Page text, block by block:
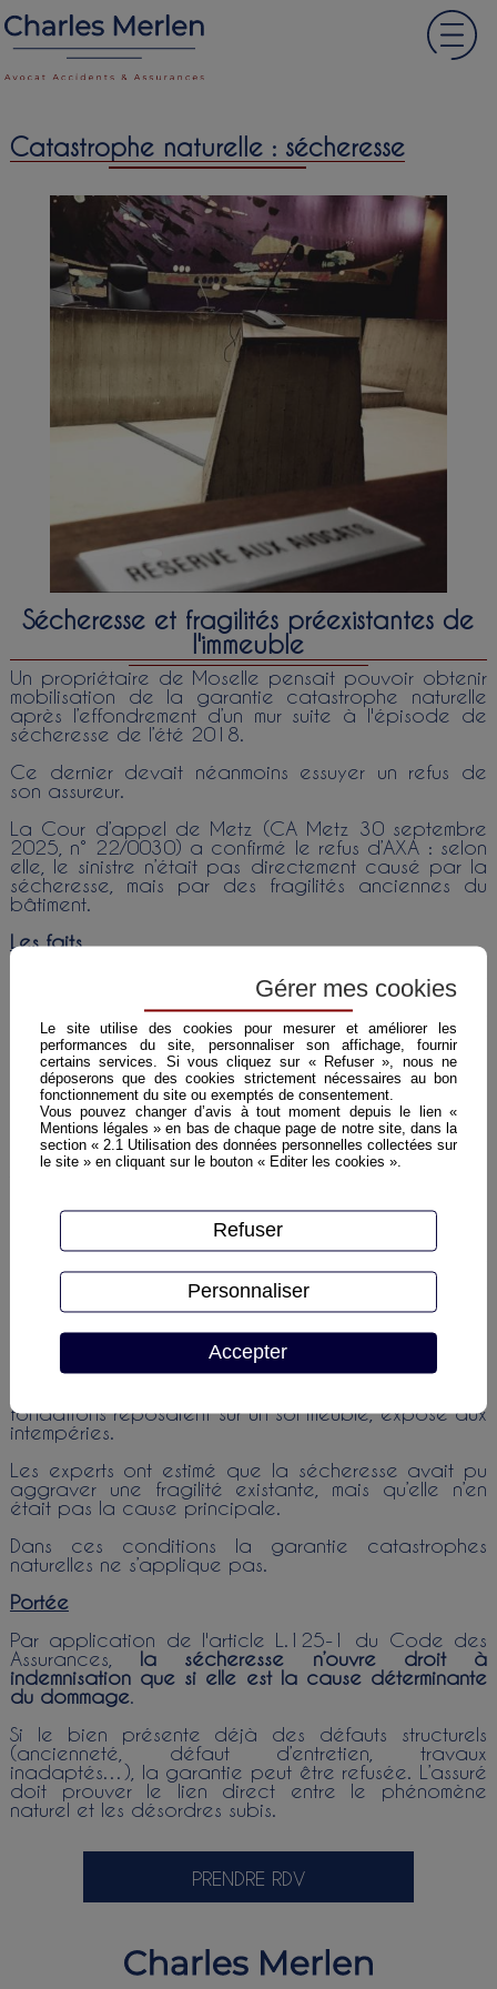
Catastrophe naturelle : sécheresse
Sécheresse et fragilités préexistantes de
l'immeuble
Un propriétaire de Moselle pensait pouvoir obtenir
mobilisation de la garantie catastrophe naturelle
après l’effondrement d’un mur suite à l'épisode de
sécheresse de l’été 2018.
Ce dernier devait néanmoins essuyer un refus de
son assureur.
La Cour d’appel de Metz (CA Metz 30 septembre
2025, n° 22/0030) a confirmé le refus d’AXA : selon
elle, le sinistre n’était pas directement causé par la
sécheresse, mais par des fragilités anciennes du
bâtiment.
Les faits
Le propriétaire d’une maison constatait
l’effondrement partiel d’un mur pignon. Après
publication en 2019 d’un arrêté reconnaissant l’état
de catastrophe naturelle il déclarait ce sinistre à
son assurance.
Celle-ci refusait d’intervenir, estimant que la
sécheresse n’était pas la cause principale du
dommage.
La décision de la Cour
Les juges rappellent que pour être indemnisé au
titre d’une catastrophe naturelle, il faut prouver que
l’événement climatique (ici la sécheresse) est la
naturel « doit présenter un lien de causalité direct,
déterminant et inévitable »
Dans cette affaire il apparait que le mur effondré
provenait d’un ancien refend laissé à nu après la
démolition d’une grange en 2001 ; il n’avait pas été
fondations reposaient sur un sol meuble, exposé aux
intempéries.
Les experts ont estimé que la sécheresse avait pu
aggraver une fragilité existante, mais qu’elle n’en
était pas la cause principale.
Dans ces conditions la garantie catastrophes
naturelles ne s’applique pas.
Portée
Par application de l'article L.125-1 du Code des
Assurances,
la sécheresse n’ouvre droit à
indemnisation que si elle est la cause déterminante
du dommage.
Si le bien présente déjà des défauts structurels
(ancienneté, défaut d’entretien, travaux
inadaptés…), la garantie peut être refusée. L’assuré
doit prouver le lien direct entre le phénomène
naturel et les désordres subis.
PRENDRE RDV
Gérer mes cookies
Le site utilise des cookies pour mesurer et améliorer les
performances du site, personnaliser son affichage, fournir
certains services. Si vous cliquez sur « Refuser », nous ne
déposerons que des cookies strictement nécessaires au bon
fonctionnement du site ou exemptés de consentement.
Vous pouvez changer d’avis à tout moment depuis le lien «
Mentions légales » en bas de chaque page de notre site, dans la
section « 2.1 Utilisation des données personnelles collectées sur
le site » en cliquant sur le bouton « Editer les cookies ».
Accepter
Refuser
Personnaliser